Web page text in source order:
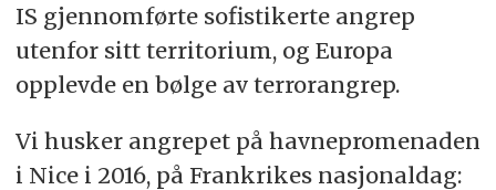
IS gjennomførte sofistikerte angrep
utenfor sitt territorium, og Europa
opplevde en bølge av terrorangrep.
Vi husker angrepet på havnepromenaden
i Nice i 2016, på Frankrikes nasjonaldag: